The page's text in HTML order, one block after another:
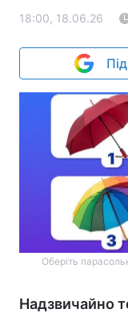
18:00, 18.06.26
Оберіть
Надзвичайно